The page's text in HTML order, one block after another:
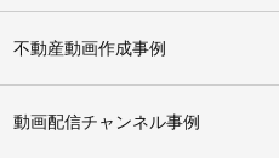
不動産動画作成事例
動画配信チャンネル事例